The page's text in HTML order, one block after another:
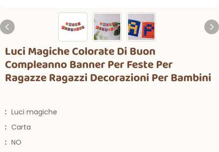
Luci Magiche Colorate Di Buon
Compleanno Banner Per Feste Per
Ragazze Ragazzi Decorazioni Per Bambini
: Luci magiche
: Carta
: NO